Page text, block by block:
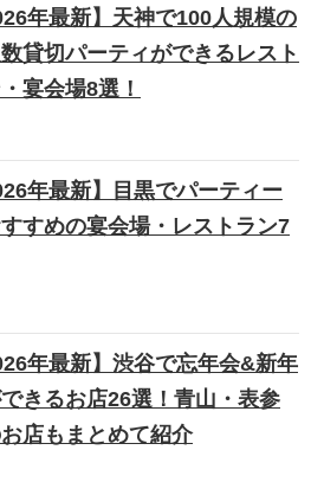
年最新】天神で100人規模の
貸切パーティができるレスト
宴会場8選！
年最新】目黒でパーティー
すめの宴会場・レストラン7
年最新】渋谷で忘年会&新年
きるお店26選！青山・表参
店もまとめて紹介